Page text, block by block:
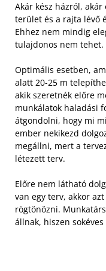
Akár kész házról,
terület és a rajta lévő
Ehhez nem mindig
tulajdonos nem tehet.
Optimális esetben,
alatt 20-25 m
akik szeretnék előre
munkálatok haladási
átgondolni, hogy mi
ember nekikezd
megállni, mert a
létezett terv.
Előre nem látható
van egy terv, akkor
rögtönözni.
állnak, hiszen